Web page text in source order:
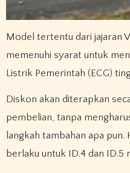
Model tertentu dari jajaran
memenuhi syarat untuk
Listrik Pemerintah (ECG)
Diskon akan diterapkan
pembelian, tanpa
langkah tambahan apa
berlaku untuk ID.4 dan ID.5